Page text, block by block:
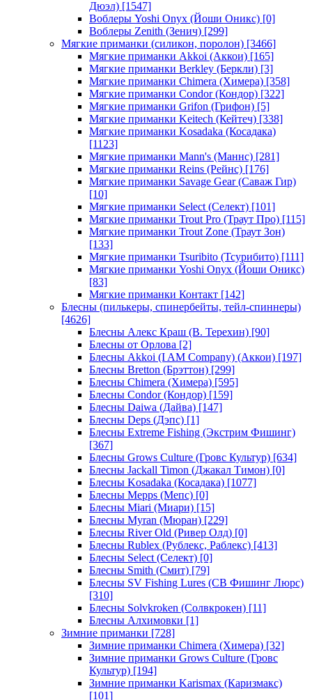
Дюэл) [1547]
Воблеры Yoshi Onyx (Йоши Оникс) [0]
Воблеры Zenith (Зенич) [299]
Мягкие приманки (силикон, поролон) [3466]
Мягкие приманки Akkoi (Аккои) [165]
Мягкие приманки Berkley (Беркли) [3]
Мягкие приманки Chimera (Химера) [358]
Мягкие приманки Condor (Кондор) [322]
Мягкие приманки Grifon (Грифон) [5]
Мягкие приманки Keitech (Кейтеч) [338]
Мягкие приманки Kosadaka (Косадака)
[1123]
Мягкие приманки Mann's (Маннс) [281]
Мягкие приманки Reins (Рейнс) [176]
Мягкие приманки Savage Gear (Саваж Гир)
[10]
Мягкие приманки Select (Селект) [101]
Мягкие приманки Trout Pro (Траут Про) [115]
Мягкие приманки Trout Zone (Траут Зон)
[133]
Мягкие приманки Tsuribito (Тсурибито) [111]
Мягкие приманки Yoshi Onyx (Йоши Оникс)
[83]
Мягкие приманки Контакт [142]
Блесны (пилькеры, спинербейты, тейл-спиннеры)
[4626]
Блесны Алекс Краш (В. Терехин) [90]
Блесны от Орлова [2]
Блесны Akkoi (I AM Company) (Аккои) [197]
Блесны Bretton (Брэттон) [299]
Блесны Chimera (Химера) [595]
Блесны Condor (Кондор) [159]
Блесны Daiwa (Дайва) [147]
Блесны Deps (Дэпс) [1]
Блесны Extreme Fishing (Экстрим Фишинг)
[367]
Блесны Grows Culture (Гровс Культур) [634]
Блесны Jackall Timon (Джакал Тимон) [0]
Блесны Kosadaka (Косадака) [1077]
Блесны Mepps (Мепс) [0]
Блесны Miari (Миари) [15]
Блесны Myran (Мюран) [229]
Блесны River Old (Ривер Олд) [0]
Блесны Rublex (Рублекс, Раблекс) [413]
Блесны Select (Селект) [0]
Блесны Smith (Смит) [79]
Блесны SV Fishing Lures (СВ Фишинг Люрс)
[310]
Блесны Solvkroken (Солвкрокен) [11]
Блесны Алхимовки [1]
Зимние приманки [728]
Зимние приманки Chimera (Химера) [32]
Зимние приманки Grows Culture (Гровс
Культур) [194]
Зимние приманки Karismax (Каризмакс)
[101]